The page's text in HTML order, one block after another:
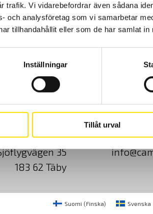
trafik. Vi vidarebefordrar även sådana
och analysföretag som vi samarbetar
tillhandahållit eller som de har samlat
Inställningar
Tillåt urval
97,900.00kr –
118,900.00krPrisintervall:
97,900.00 kr
till
Cookies Klagomål
AB
35
183 62 Täby
08-50
Suomi (Finska) Svenska